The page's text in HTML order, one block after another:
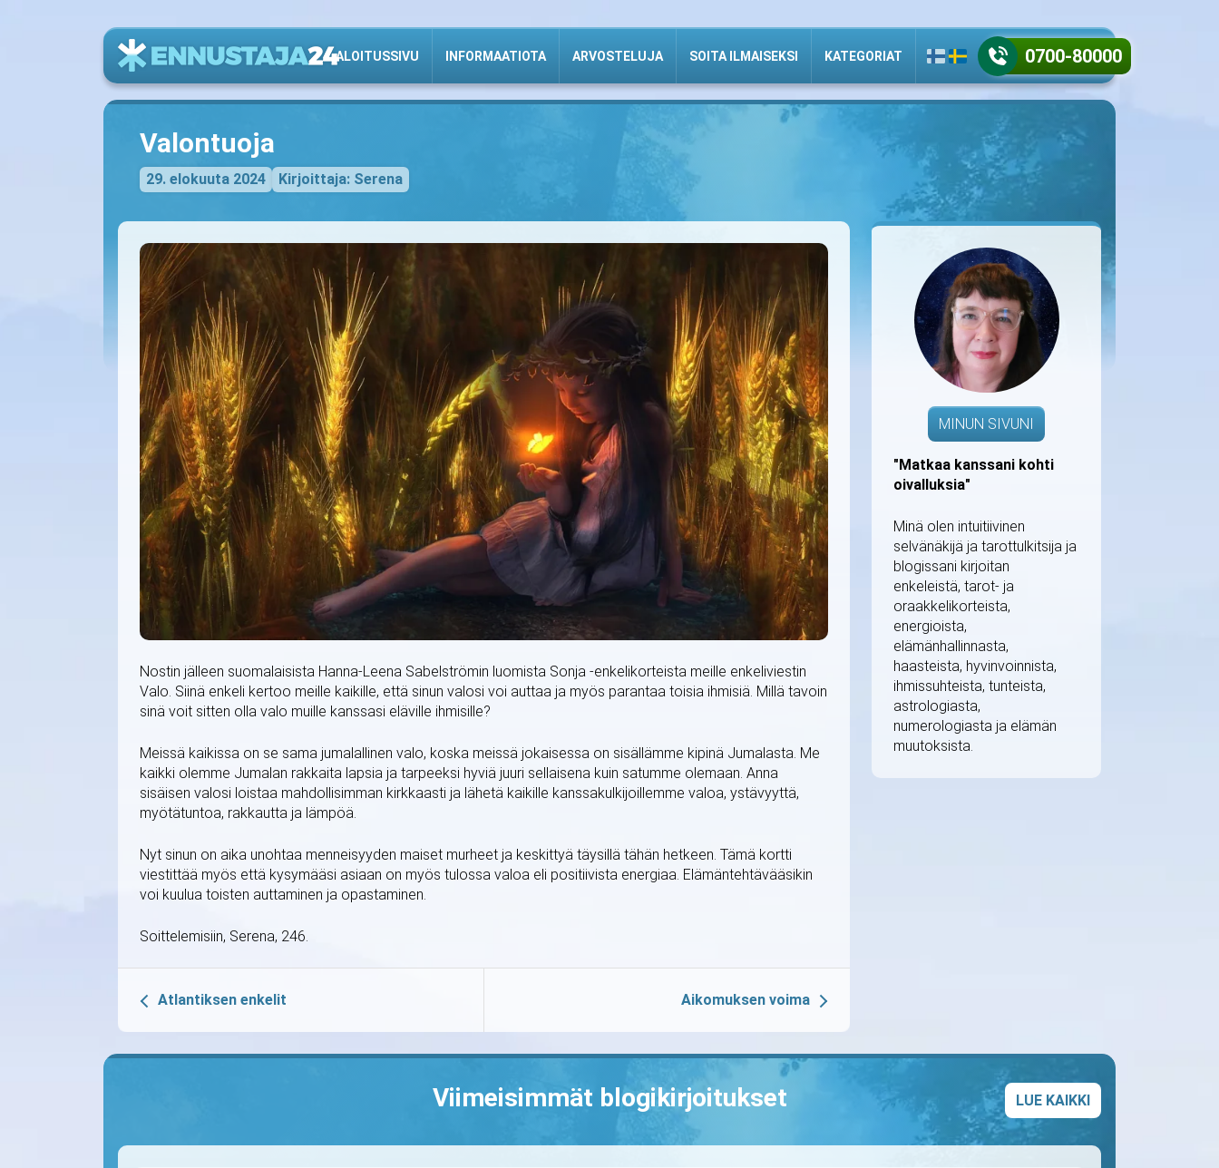
ALOITUSSIVU INFORMAATIOTA ARVOSTELUJA SOITA ILMAISEKSI KATEGORIAT 0700-80000
Valontuoja
29. elokuuta 2024 Kirjoittaja: Serena
Nostin jälleen suomalaisista Hanna-Leena Sabelströmin luomista Sonja -enkelikorteista meille enkeliviestin
Valo. Siinä enkeli kertoo meille kaikille, että sinun valosi voi auttaa ja myös parantaa toisia ihmisiä. Millä tavoin
sinä voit sitten olla valo muille kanssasi eläville ihmisille?
Meissä kaikissa on se sama jumalallinen valo, koska meissä jokaisessa on sisällämme kipinä Jumalasta. Me
kaikki olemme Jumalan rakkaita lapsia ja tarpeeksi hyviä juuri sellaisena kuin satumme olemaan. Anna
sisäisen valosi loistaa mahdollisimman kirkkaasti ja lähetä kaikille kanssakulkijoillemme valoa, ystävyyttä,
myötätuntoa, rakkautta ja lämpöä.
Nyt sinun on aika unohtaa menneisyyden maiset murheet ja keskittyä täysillä tähän hetkeen. Tämä kortti
viestittää myös että kysymääsi asiaan on myös tulossa valoa eli positiivista energiaa. Elämäntehtävääsikin
voi kuulua toisten auttaminen ja opastaminen.
Soittelemisiin, Serena, 246.
Atlantiksen enkelit Aikomuksen voima
MINUN SIVUNI
"Matkaa kanssani kohti
oivalluksia"
Minä olen intuitiivinen
selvänäkijä ja tarottulkitsija ja
blogissani kirjoitan
enkeleistä, tarot- ja
oraakkelikorteista,
energioista,
elämänhallinnasta,
haasteista, hyvinvoinnista,
ihmissuhteista, tunteista,
astrologiasta,
numerologiasta ja elämän
muutoksista.
Viimeisimmät blogikirjoitukset LUE KAIKKI